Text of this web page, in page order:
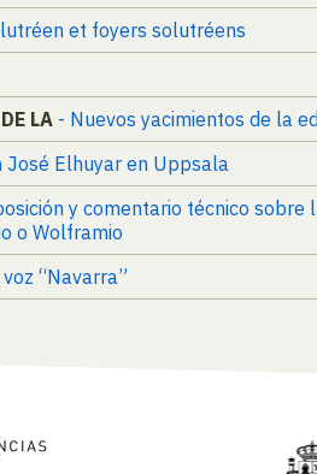
et foyers solutréens
LA - Nuevos yacimientos de la
José Elhuyar en Uppsala
y comentario técnico
o Wolframio
“Navarra”